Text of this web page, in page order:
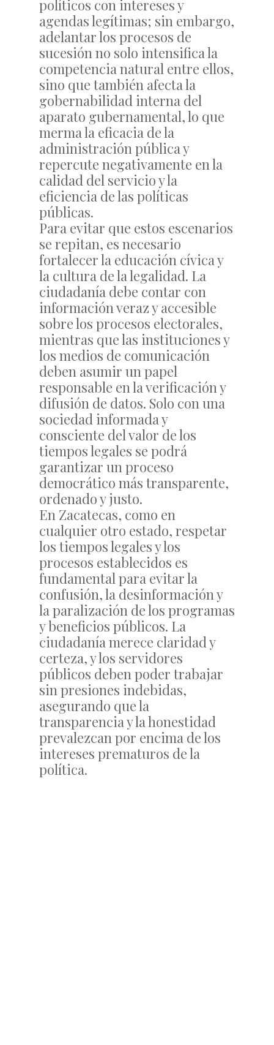
políticos con intereses y
agendas legítimas; sin embargo,
adelantar los procesos de
sucesión no solo intensifica la
competencia natural entre ellos,
sino que también afecta la
gobernabilidad interna del
aparato gubernamental, lo que
merma la eficacia de la
administración pública y
repercute negativamente en la
calidad del servicio y la
eficiencia de las políticas
públicas.
Para evitar que estos escenarios
se repitan, es necesario
fortalecer la educación cívica y
la cultura de la legalidad. La
ciudadanía debe contar con
información veraz y accesible
sobre los procesos electorales,
mientras que las instituciones y
los medios de comunicación
deben asumir un papel
responsable en la verificación y
difusión de datos. Solo con una
sociedad informada y
consciente del valor de los
tiempos legales se podrá
garantizar un proceso
democrático más transparente,
ordenado y justo.
En Zacatecas, como en
cualquier otro estado, respetar
los tiempos legales y los
procesos establecidos es
fundamental para evitar la
confusión, la desinformación y
la paralización de los programas
y beneficios públicos. La
ciudadanía merece claridad y
certeza, y los servidores
públicos deben poder trabajar
sin presiones indebidas,
asegurando que la
transparencia y la honestidad
prevalezcan por encima de los
intereses prematuros de la
política.